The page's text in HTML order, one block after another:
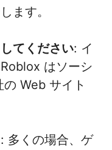
ます。
てください: イ
はソーシ
Web サイト
: 多くの場合、ゲ